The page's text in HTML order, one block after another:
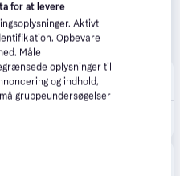
for at levere
Aktivt
Opbevare
Måle
oplysninger til
og indhold,